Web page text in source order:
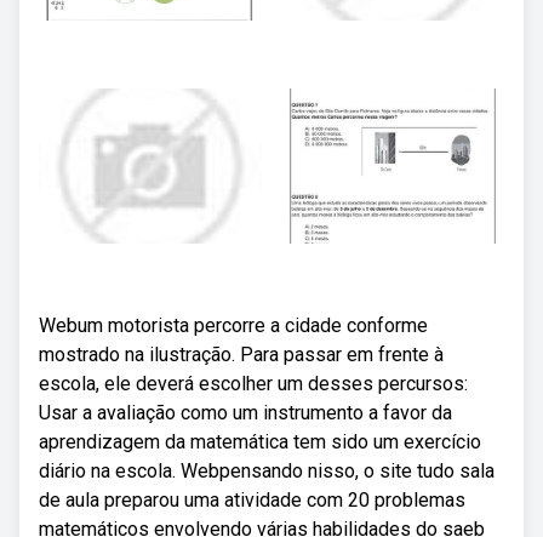
Webum motorista percorre a cidade conforme
mostrado na ilustração. Para passar em frente à
escola, ele deverá escolher um desses percursos:
Usar a avaliação como um instrumento a favor da
aprendizagem da matemática tem sido um exercício
diário na escola. Webpensando nisso, o site tudo sala
de aula preparou uma atividade com 20 problemas
matemáticos envolvendo várias habilidades do saeb